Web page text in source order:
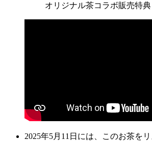
オリジナル茶コラボ販売特典
2025年5月11日には、このお茶を